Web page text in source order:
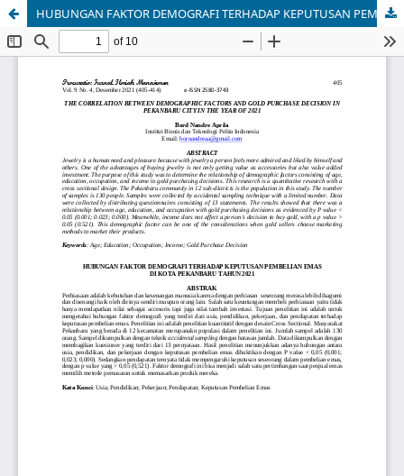
HUBUNGAN FAKTOR DEMOGRAFI TERHADAP KEPUTUSAN PEMBELIAN EMAS DI KOTA PEKANBARU TAHUN 2021